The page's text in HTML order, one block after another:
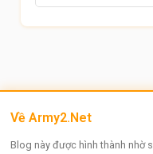
Về Army2.Net
Blog này được hình thành nhờ